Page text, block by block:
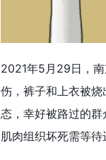
2021年5月29日，
伤，裤子和上衣被
态，幸好被路过的
肌肉组织坏死需等待